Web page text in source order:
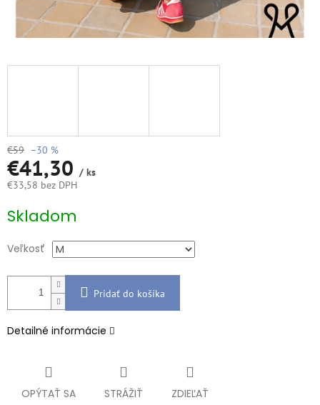
€59 –30 %
€41,30 / ks
€33,58 bez DPH
cena:
Skladom
Veľkosť
Pridať do košíka
Detailné informácie
OPÝTAŤ SA STRÁŽIŤ ZDIEĽAŤ